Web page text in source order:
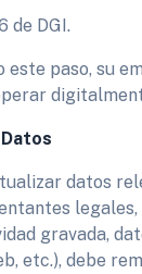
de DGI.
este paso, su
datos
legales,
gravada,
etc.), debe